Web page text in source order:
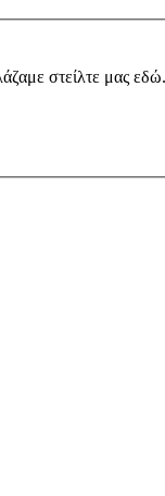
στείλτε μας